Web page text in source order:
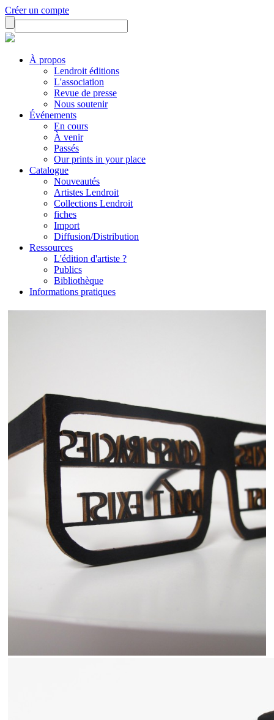
Créer un compte
À propos
Lendroit éditions
L'association
Revue de presse
Nous soutenir
Événements
En cours
À venir
Passés
Our prints in your place
Catalogue
Nouveautés
Artistes Lendroit
Collections Lendroit
fiches
Import
Diffusion/Distribution
Ressources
L'édition d'artiste ?
Publics
Bibliothèque
Informations pratiques